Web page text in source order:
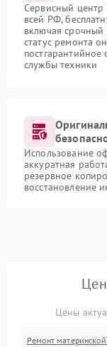
Сервисный центр
всей РФ,
включая срочный
статус ремонта
службы техники
Использование
аккуратная
резервное
восстановление
Цены
Ремонт